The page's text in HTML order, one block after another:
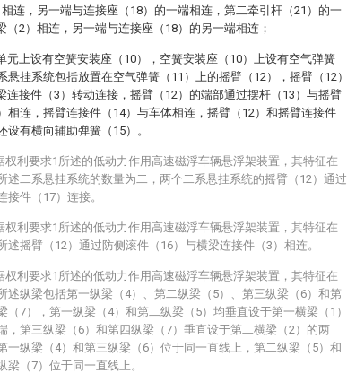
连，另一端与连接座（18）的一端相连，第二牵引杆（21）的一
（2）相连，另一端与连接座（18）的另一端相连；
元上设有空簧安装座（10），空簧安装座（10）上设有空气弹簧
悬挂系统包括放置在空气弹簧（11）上的摇臂（12），摇臂（12）
连接件（3）转动连接，摇臂（12）的端部通过摆杆（13）与摇臂
相连，摇臂连接件（14）与车体相连，摇臂（12）和摇臂连接件
设有横向辅助弹簧（15）。
权利要求1所述的低动力作用高速磁浮车辆悬浮架装置，其特征在
述二系悬挂系统的数量为二，两个二系悬挂系统的摇臂（12）通过
接件（17）连接。
权利要求1所述的低动力作用高速磁浮车辆悬浮架装置，其特征在
述摇臂（12）通过防侧滚件（16）与横梁连接件（3）相连。
权利要求1所述的低动力作用高速磁浮车辆悬浮架装置，其特征在
述纵梁包括第一纵梁（4）、第二纵梁（5）、第三纵梁（6）和第
（7），第一纵梁（4）和第二纵梁（5）均垂直设于第一横梁（1）
，第三纵梁（6）和第四纵梁（7）垂直设于第二横梁（2）的两
一纵梁（4）和第三纵梁（6）位于同一直线上，第二纵梁（5）和
梁（7）位于同一直线上。